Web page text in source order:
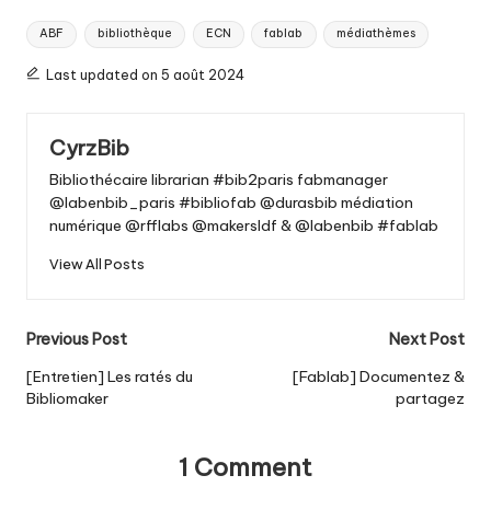
Tags:
ABF bibliothèque ECN fablab médiathèmes
Last updated on 5 août 2024
CyrzBib
Bibliothécaire librarian #bib2paris fabmanager
@labenbib_paris #bibliofab @durasbib médiation
numérique @rfflabs @makersIdf & @labenbib #fablab
View All Posts
Post
navigation
Previous Post
[Entretien] Les ratés du
Bibliomaker
Next Post
[Fablab] Documentez &
partagez
1 Comment